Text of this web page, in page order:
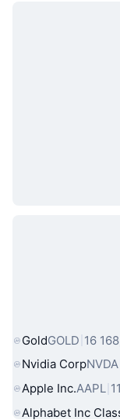
GoldGOLD 16
Nvidia CorpNVDA
Apple Inc.AAPL
Alphabet Inc